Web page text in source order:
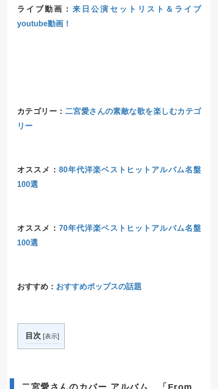
ライブ動画：来日公演セットリスト＆ライブ
youtube動画！
カテゴリー： 二宮愛さんの素敵な歌を楽しむカテゴ
リー
オススメ： 80年代洋楽ベストヒットアルバム名盤
100選
オススメ： 70年代洋楽ベストヒットアルバム名盤
100選
おすすめ： おすすめポップスの話題
目次 [表示]
二宮愛さんのカバー アルバム 「From